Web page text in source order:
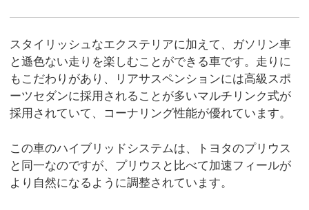
スタイリッシュなエクステリアに加えて、ガソリン車
と遜色ない走りを楽しむことができる車です。走りに
もこだわりがあり、リアサスペンションには高級スポ
ーツセダンに採用されることが多いマルチリンク式が
採用されていて、コーナリング性能が優れています。
この車のハイブリッドシステムは、トヨタのプリウス
と同一なのですが、プリウスと比べて加速フィールが
より自然になるように調整されています。